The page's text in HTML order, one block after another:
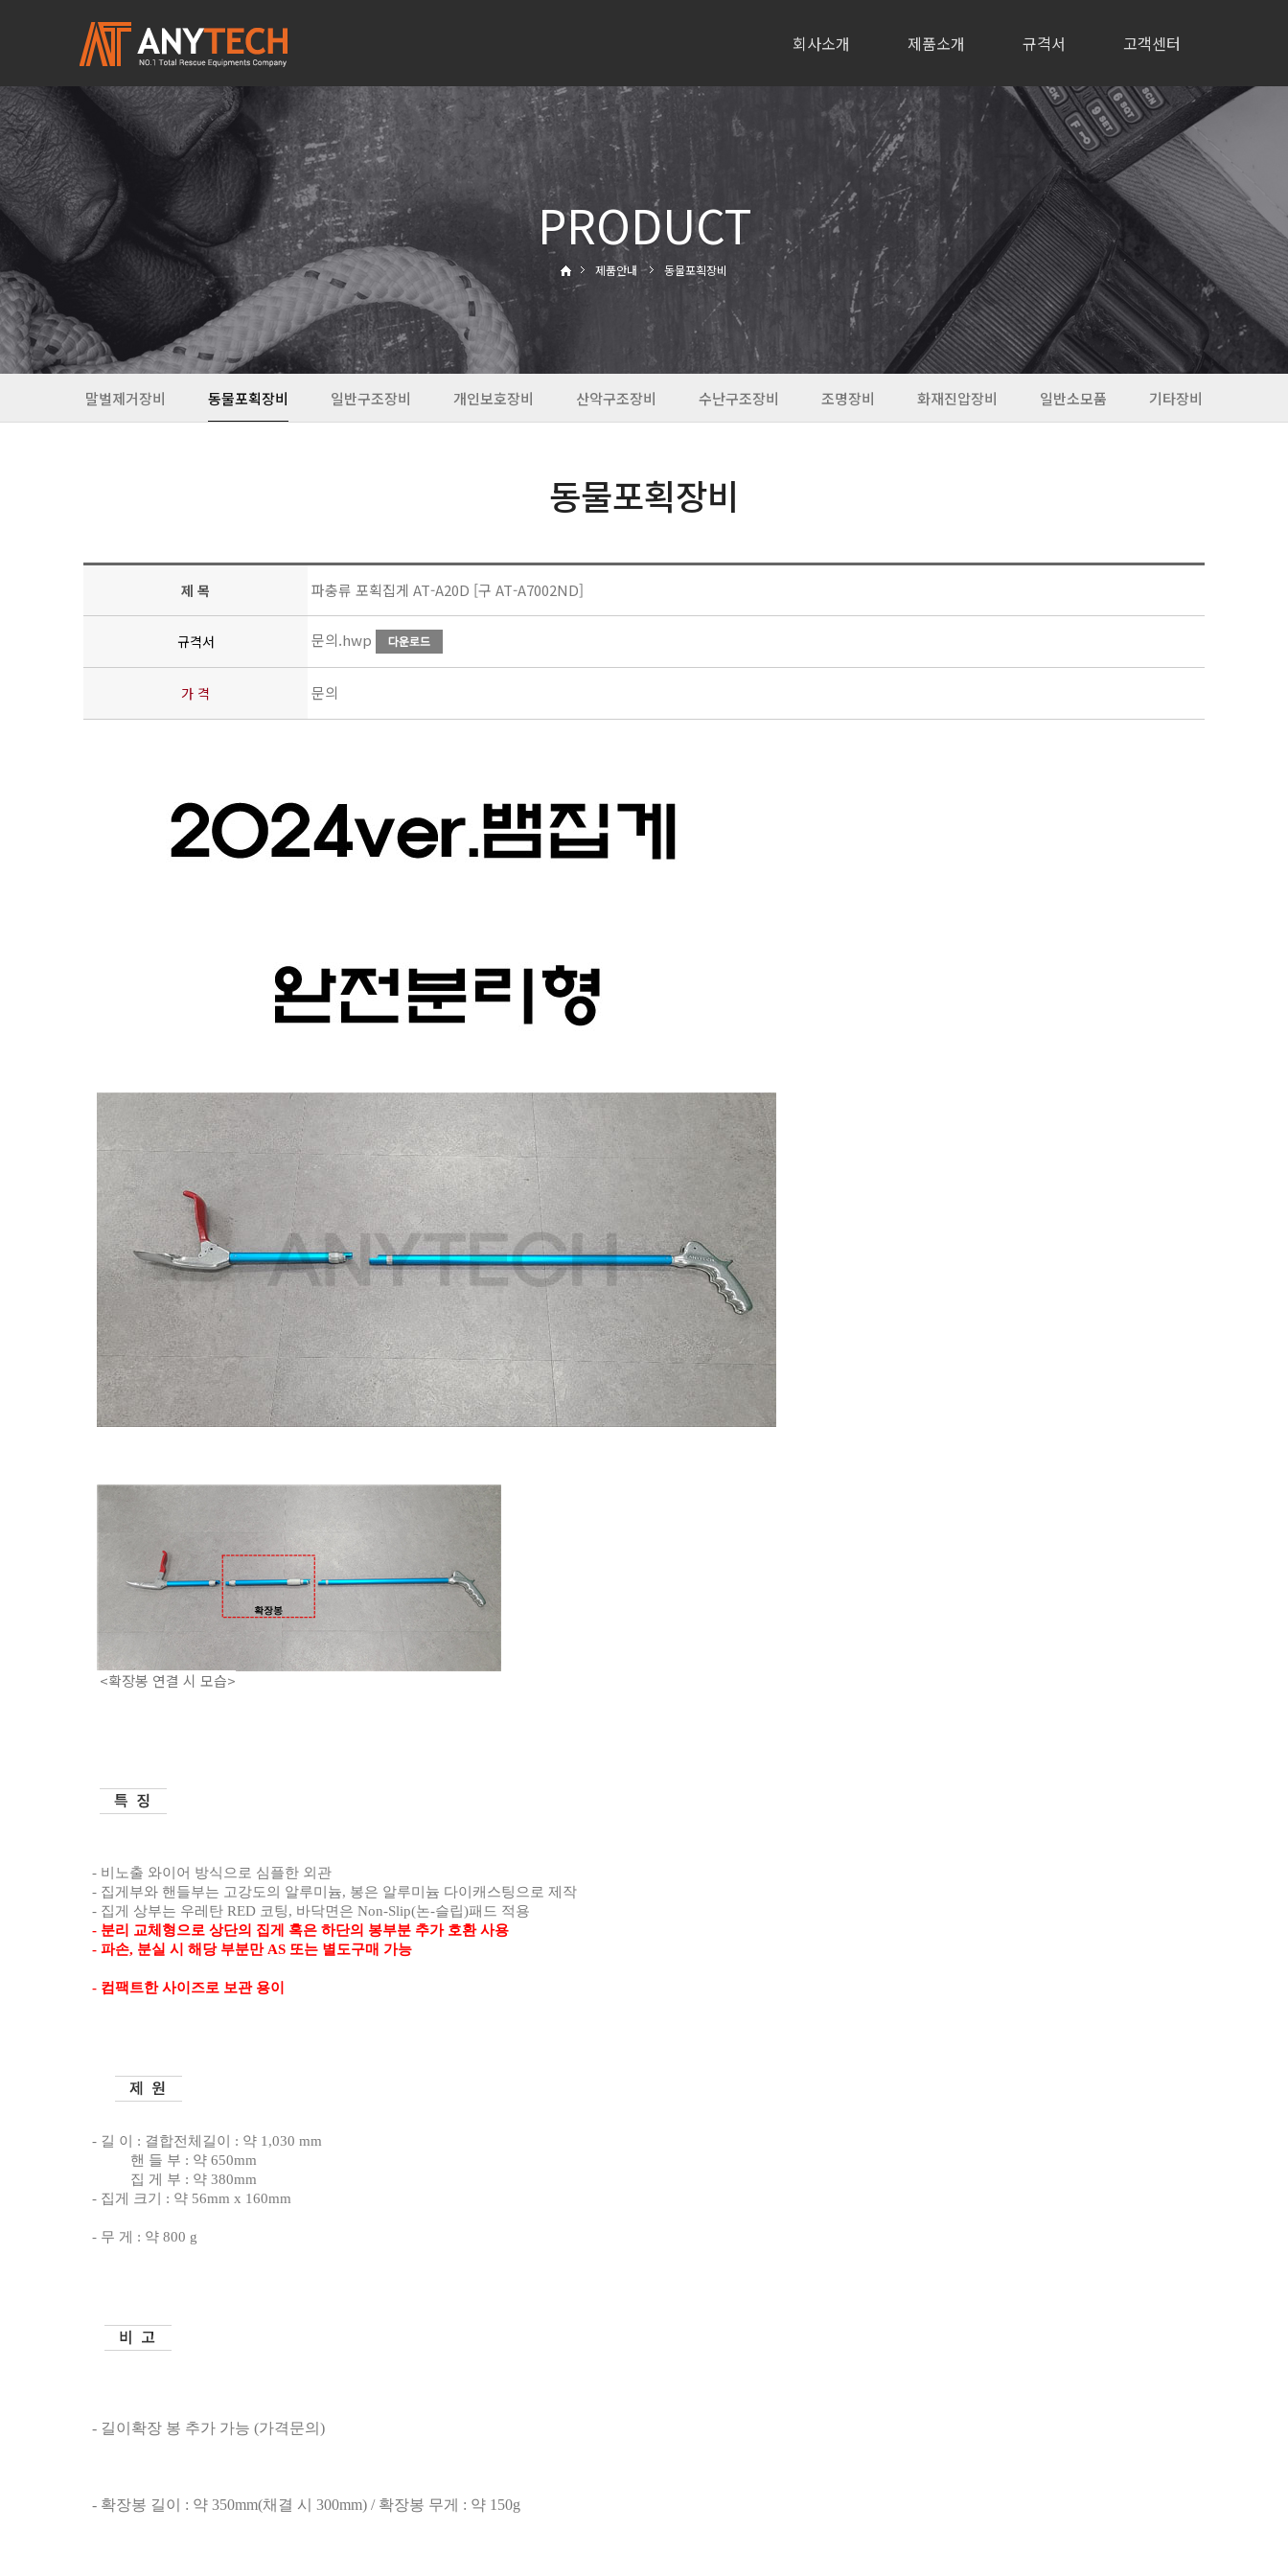
회사소개 제품소개 규격서 고객센터
PRODUCT
제품안내 동물포획장비
말벌제거장비 동물포획장비 일반구조장비 개인보호장비 산악구조장비 수난구조장비 조명장비 화재진압장비 일반소모품 기타장비
동물포획장비
제 목 파충류 포획집게 AT-A20D [구 AT-A7002ND]
규격서 문의.hwp
가 격 문의
<확장봉 연결 시 모습>
- 비노출 와이어 방식으로 심플한 외관
- 집게부와 핸들부는 고강도의 알루미늄, 봉은 알루미늄 다이캐스팅으로 제작
- 집게 상부는 우레탄 RED 코팅, 바닥면은 Non-Slip(논-슬립)패드 적용
- 분리 교체형으로 상단의 집게 혹은 하단의 봉부분 추가 호환 사용
- 파손, 분실 시 해당 부분만 AS 또는 별도구매 가능
- 컴팩트한 사이즈로 보관 용이
- 길 이 : 결합전체길이 : 약 1,030 mm
핸 들 부 : 약 650mm
집 게 부 : 약 380mm
- 집게 크기 : 약 56mm x 160mm
- 무 게 : 약 800 g
- 길이확장 봉 추가 가능 (가격문의 )
- 확장봉 길이 : 약 350mm(채결 시 300mm) / 확장봉 무게 : 약 150g